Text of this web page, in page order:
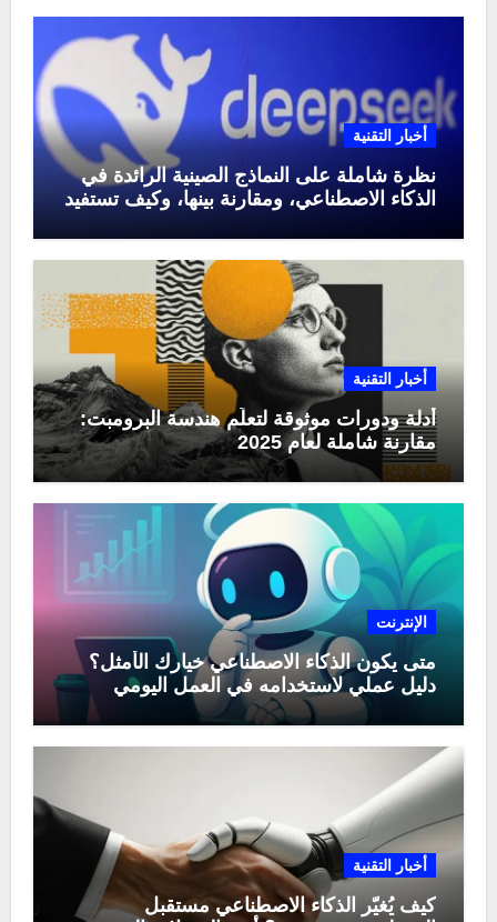
أخبار التقنية
نظرة شاملة على النماذج الصينية الرائدة في
الذكاء الاصطناعي، ومقارنة بينها، وكيف تستفيد
أخبار التقنية
أدلة ودورات موثوقة لتعلّم هندسة البرومبت:
مقارنة شاملة لعام 2025
الإنترنت
متى يكون الذكاء الاصطناعي خيارك الأمثل؟
دليل عملي لاستخدامه في العمل اليومي
أخبار التقنية
كيف يُغيّر الذكاء الاصطناعي مستقبل